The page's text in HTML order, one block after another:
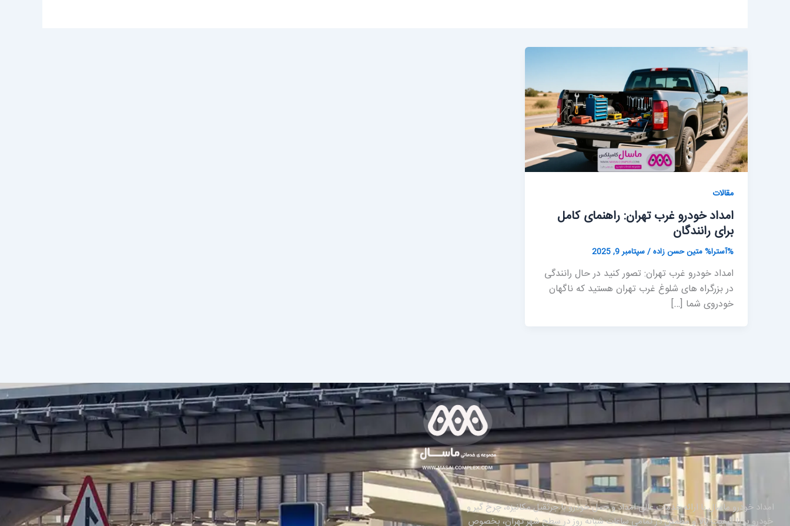
مقالات
امداد خودرو غرب تهران: راهنمای کامل
برای رانندگان
%آسترا%متین حسن زاده/سپتامبر 9, 2025
امداد خودرو غرب تهران: تصور کنید در حال رانندگی
در بزرگراه های شلوغ غرب تهران هستید که ناگهان
خودروی شما […]
امداد خودرو ماسال با ارائه خدمات عالی امداد و حمل خودرو با جرثقیل مکانیزه، چرخ گیر و
خودرو بر با کیفیت بالا و مطمئن در تمامی ساعات شبانه روز در سطح شهر تهران، بخصوص